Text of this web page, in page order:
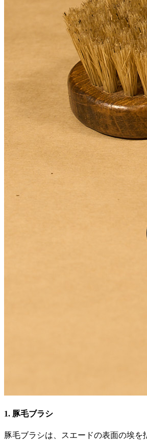
1. 豚毛ブラシ
豚毛ブラシは、スエードの表面の埃を